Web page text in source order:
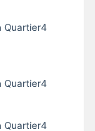
Quartier4
Quartier4
Quartier4